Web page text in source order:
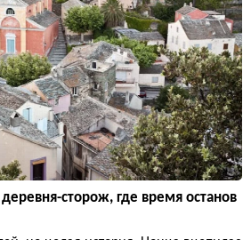
сторож, где время останов